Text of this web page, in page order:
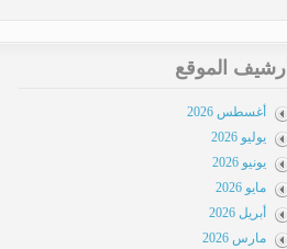
أرشيف الموقع
أغسطس 2026
يوليو 2026
يونيو 2026
مايو 2026
أبريل 2026
مارس 2026